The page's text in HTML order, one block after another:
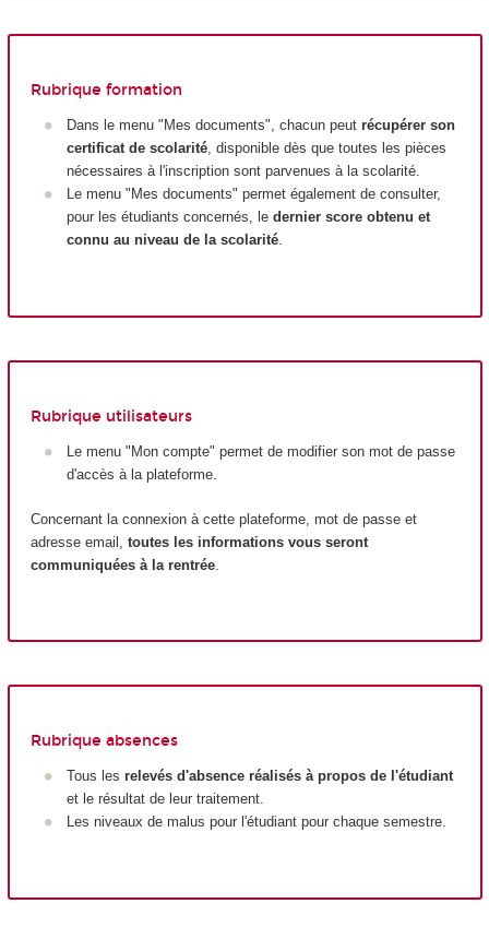
Rubrique formation
Dans le menu "Mes documents", chacun peut récupérer son
certificat de scolarité, disponible dès que toutes les pièces
nécessaires à l'inscription sont parvenues à la scolarité.
Le menu "Mes documents" permet également de consulter,
pour les étudiants concernés, le dernier score obtenu et
connu au niveau de la scolarité.
Rubrique utilisateurs
Le menu "Mon compte" permet de modifier son mot de passe
d'accès à la plateforme.
Concernant la connexion à cette plateforme, mot de passe et
adresse email, toutes les informations vous seront
communiquées à la rentrée
Rubrique absences
Tous les relevés d'absence réalisés à propos de l'étudiant
et le résultat de leur traitement.
Les niveaux de malus pour l'étudiant pour chaque semestre.